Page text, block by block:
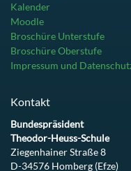
Kalender
Moodle
Broschüre Unterstufe
Broschüre Oberstufe
Impressum und
Kontakt
Bundespräsident
Theodor-Heuss-Schule
Ziegenhainer Straße 8
D-34576 Homberg (Efze)